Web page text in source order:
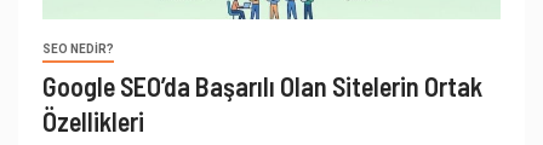
SEO NEDIR?
Google SEO’da Başarılı Olan Sitelerin Ortak
Özellikleri